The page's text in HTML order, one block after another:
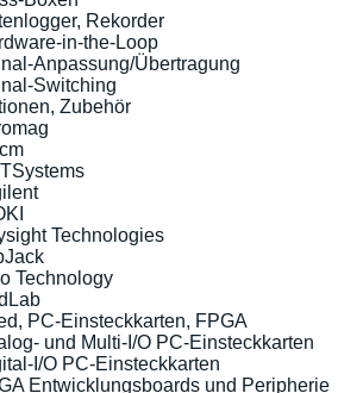
Rekorder
in-the-Loop
Anpassung/Übertragung
Switching
Zubehör
Technologies
Technology
PC-Einsteckkarten, FPGA
und Multi-I/O PC-Einsteckkarten
I/O PC-Einsteckkarten
Entwicklungsboards und Peripherie